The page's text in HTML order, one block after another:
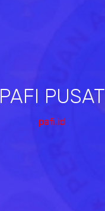
PAFI PUSAT
pafi.id